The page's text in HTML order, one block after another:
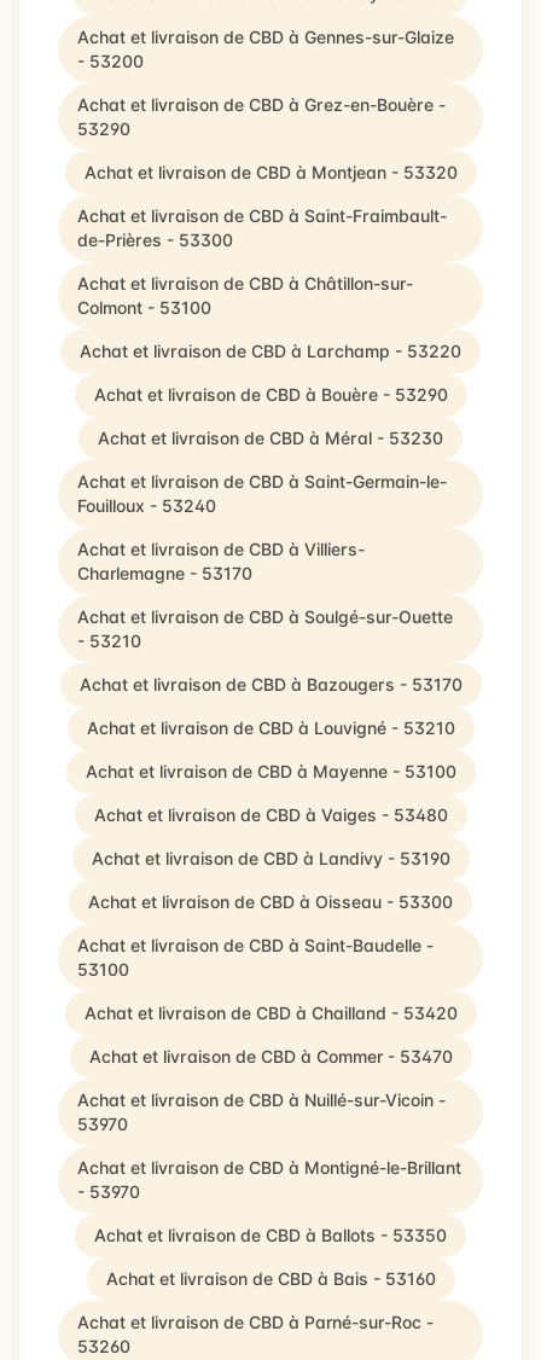
Achat et livraison de CBD à Gennes-sur-Glaize
- 53200
Achat et livraison de CBD à Grez-en-Bouère -
53290
Achat et livraison de CBD à Montjean - 53320
Achat et livraison de CBD à Saint-Fraimbault-
de-Prières - 53300
Achat et livraison de CBD à Châtillon-sur-
Colmont - 53100
Achat et livraison de CBD à Larchamp - 53220
Achat et livraison de CBD à Bouère - 53290
Achat et livraison de CBD à Méral - 53230
Achat et livraison de CBD à Saint-Germain-le-
Fouilloux - 53240
Achat et livraison de CBD à Villiers-
Charlemagne - 53170
Achat et livraison de CBD à Soulgé-sur-Ouette
- 53210
Achat et livraison de CBD à Bazougers - 53170
Achat et livraison de CBD à Louvigné - 53210
Achat et livraison de CBD à Mayenne - 53100
Achat et livraison de CBD à Vaiges - 53480
Achat et livraison de CBD à Landivy - 53190
Achat et livraison de CBD à Oisseau - 53300
Achat et livraison de CBD à Saint-Baudelle -
53100
Achat et livraison de CBD à Chailland - 53420
Achat et livraison de CBD à Commer - 53470
Achat et livraison de CBD à Nuillé-sur-Vicoin -
53970
Achat et livraison de CBD à Montigné-le-Brillant
- 53970
Achat et livraison de CBD à Ballots - 53350
Achat et livraison de CBD à Bais - 53160
Achat et livraison de CBD à Parné-sur-Roc -
53260